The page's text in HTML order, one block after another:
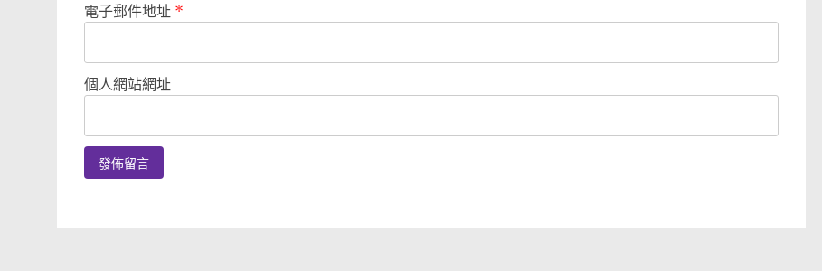
電子郵件地址 *
個人網站網址